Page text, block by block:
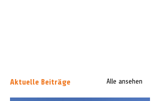
Aktuelle Beiträge Alle ansehen